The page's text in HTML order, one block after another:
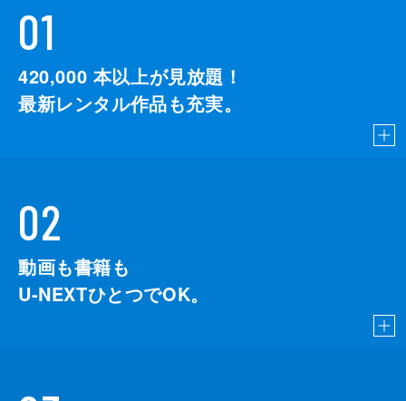
01
420,000 本以上が見放題！
最新レンタル作品も充実。
02
動画も書籍も
U-NEXTひとつでOK。